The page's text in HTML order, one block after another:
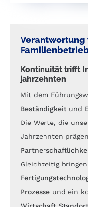
Kontinuität trifft
jahrzehnten
Mit dem
Beständigkeit und
Die Werte, die
Jahrzehnten
Gleichzeitig
Prozesse und ein